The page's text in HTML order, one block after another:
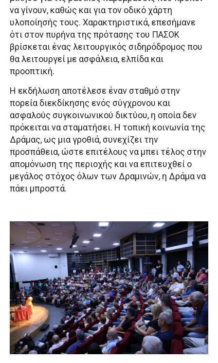
να γίνουν, καθώς και για τον οδικό χάρτη
υλοποίησής τους. Χαρακτηριστικά, επεσήμανε
ότι στον πυρήνα της πρότασης του ΠΑΣΟΚ
βρίσκεται ένας λειτουργικός σιδηρόδρομος που
θα λειτουργεί με ασφάλεια, ελπίδα και
προοπτική.
Η εκδήλωση αποτέλεσε έναν σταθμό στην
πορεία διεκδίκησης ενός σύγχρονου και
ασφαλούς συγκοινωνικού δικτύου, η οποία δεν
πρόκειται να σταματήσει. Η τοπική κοινωνία της
Δράμας, ως μια γροθιά, συνεχίζει την
προσπάθεια, ώστε επιτέλους να μπει τέλος στην
απομόνωση της περιοχής και να επιτευχθεί ο
μεγάλος στόχος όλων των Δραμινών, η Δράμα να
πάει μπροστά.